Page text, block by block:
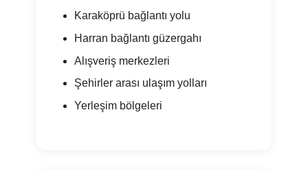
Karaköprü bağlantı yolu
Harran bağlantı güzergahı
Alışveriş merkezleri
Şehirler arası ulaşım yolları
Yerleşim bölgeleri